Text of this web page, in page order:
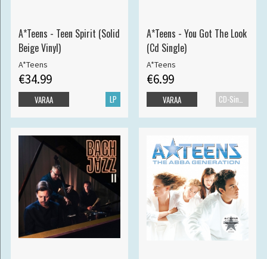
A*Teens - Teen Spirit (Solid
Beige Vinyl)
A*Teens
€34.99
LP
VARAA
A*Teens - You Got The Look
(Cd Single)
A*Teens
€6.99
VARAA